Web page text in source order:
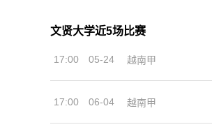
文贤大学近5场比赛
17:00 05-24 越南甲
17:00 06-04 越南甲